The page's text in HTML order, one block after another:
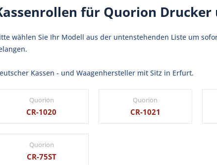
für Quorion Drucker
wählen Sie Ihr Modell aus der untenstehenden Liste um
Kassen - und Waagenhersteller mit Sitz in Erfurt.
Quorion
CR-1020
Quorion
CR-1021
Quorion
CR-75ST